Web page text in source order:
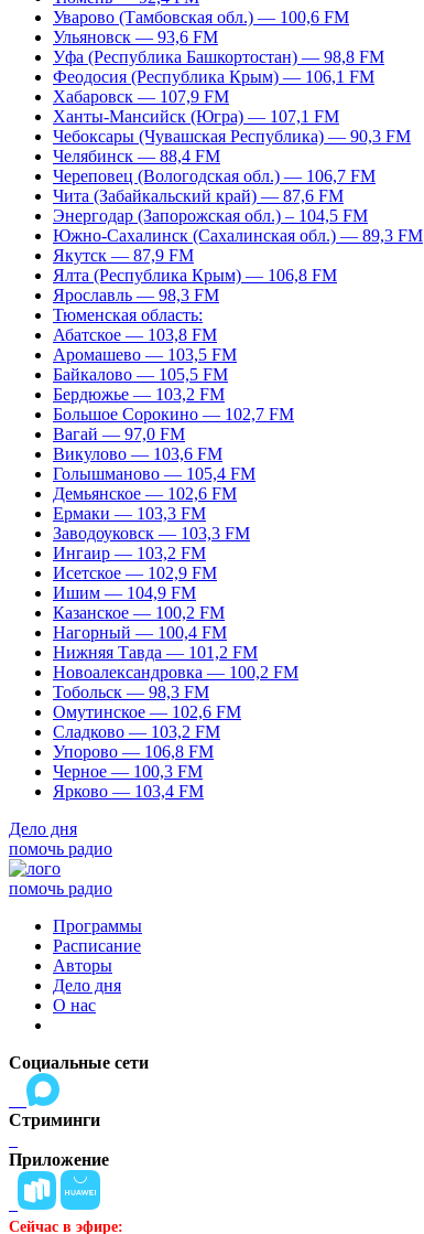
Уварово (Тамбовская обл.) — 100,6 FM
Ульяновск — 93,6 FM
Уфа (Республика Башкортостан) — 98,8 FM
Феодосия (Республика Крым) — 106,1 FM
Хабаровск — 107,9 FM
Ханты-Мансийск (Югра) — 107,1 FM
Чебоксары (Чувашская Республика) — 90,3 FM
Челябинск — 88,4 FM
Череповец (Вологодская обл.) — 106,7 FM
Чита (Забайкальский край) — 87,6 FM
Энергодар (Запорожская обл.) – 104,5 FM
Южно-Сахалинск (Сахалинская обл.) — 89,3 FM
Якутск — 87,9 FM
Ялта (Республика Крым) — 106,8 FM
Ярославль — 98,3 FM
Тюменская область:
Абатское — 103,8 FM
Аромашево — 103,5 FM
Байкалово — 105,5 FM
Бердюжье — 103,2 FM
Большое Сорокино — 102,7 FM
Вагай — 97,0 FM
Викулово — 103,6 FM
Голышманово — 105,4 FM
Демьянское — 102,6 FM
Ермаки — 103,3 FM
Заводоуковск — 103,3 FM
Ингаир — 103,2 FM
Исетское — 102,9 FM
Ишим — 104,9 FM
Казанское — 100,2 FM
Нагорный — 100,4 FM
Нижняя Тавда — 101,2 FM
Новоалександровка — 100,2 FM
Тобольск — 98,3 FM
Омутинское — 102,6 FM
Сладково — 103,2 FM
Упорово — 106,8 FM
Черное — 100,3 FM
Ярково — 103,4 FM
Дело дня
помочь радио
помочь радио
Программы
Расписание
Авторы
Дело дня
О нас
Социальные сети
Стриминги
Приложение
Сейчас в эфире: